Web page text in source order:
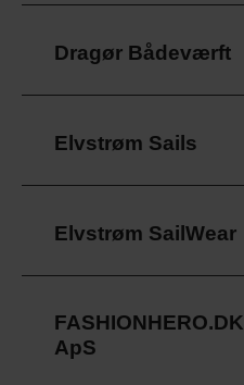
Dragør Bådeværft
Elvstrøm Sails
Elvstrøm SailWear
FASHIONHERO.DK
ApS